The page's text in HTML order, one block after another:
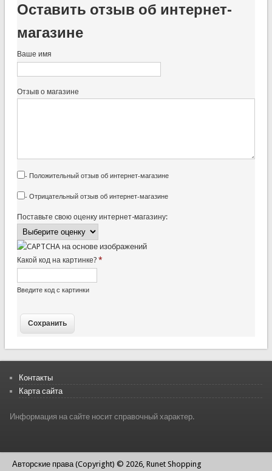
Оставить отзыв об интернет-
магазине
Ваше имя
Отзыв о магазине
- Положительный отзыв об интернет-магазине
- Отрицательный отзыв об интернет-магазине
Поставьте свою оценку интернет-магазину:
Какой код на картинке? *
Введите код с картинки
Контакты
Карта сайта
Информация на сайте носит справочный характер.
Авторские права (Copyright) © 2026, Runet Shopping